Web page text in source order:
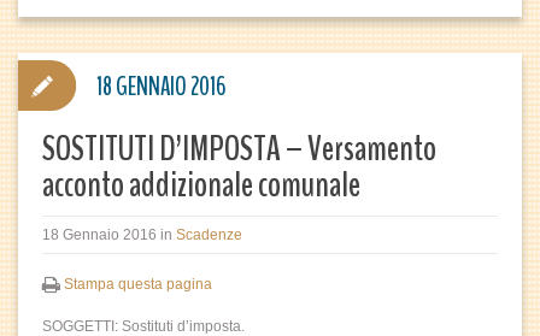
SOSTITUTI D’IMPOSTA – Versamento
acconto addizionale comunale
18 Gennaio 2016 in Scadenze
Stampa questa pagina
SOGGETTI: Sostituti d’imposta.
18 GENNAIO 2016